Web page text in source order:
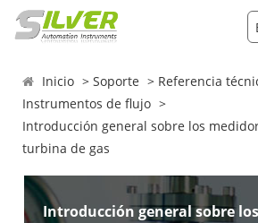
Inicio Soporte
Referencia
Instrumentos de flujo
Introducción general sobre los
turbina de gas
Introducción general sobre